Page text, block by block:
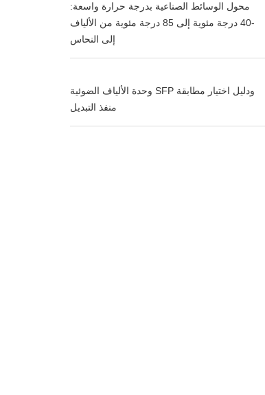
محول الوسائط الصناعية بدرجة حرارة واسعة:
-40 درجة مئوية إلى 85 درجة مئوية من الألياف
إلى النحاس
وحدة الألياف الضوئية SFP ودليل اختيار مطابقة
منفذ التبديل